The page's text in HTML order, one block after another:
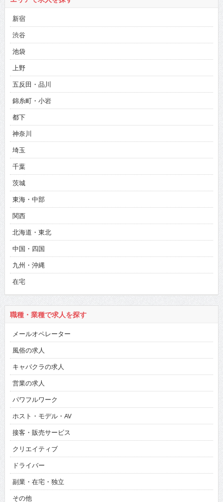
新宿
渋谷
池袋
上野
五反田・品川
錦糸町・小岩
都下
神奈川
埼玉
千葉
茨城
東海・中部
関西
北海道・東北
中国・四国
九州・沖縄
在宅
職種・業種で求人を探す
メールオペレーター
風俗の求人
キャバクラの求人
営業の求人
パワフルワーク
ホスト・モデル・AV
接客・販売サービス
クリエイティブ
ドライバー
副業・在宅・独立
その他